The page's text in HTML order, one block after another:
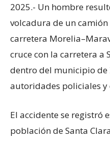
2025.- Un hombre
volcadura de un
carretera
cruce con la carretera a
dentro del municipio
autoridades policiales y
El accidente se registró
población de Santa